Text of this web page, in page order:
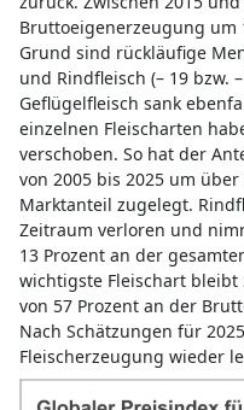
verschoben. So hat der
von 2005 bis 2025 um über
Marktanteil zugelegt.
Zeitraum verloren und
13 Prozent an der
wichtigste Fleischart
von 57 Prozent an der
Nach Schätzungen für
Fleischerzeugung wieder
Kapitel 6
Download